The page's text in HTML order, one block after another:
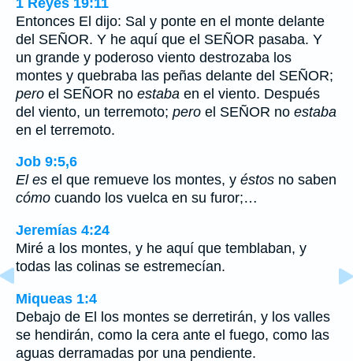
Entonces El dijo: Sal y ponte en el monte delante
del SEÑOR. Y he aquí que el SEÑOR pasaba. Y
un grande y poderoso viento destrozaba los
montes y quebraba las peñas delante del SEÑOR;
pero el SEÑOR no estaba en el viento. Después
del viento, un terremoto; pero el SEÑOR no estaba
en el terremoto.
Job 9:5,6
El es el que remueve los montes, y éstos no saben
cómo cuando los vuelca en su furor;…
Jeremías 4:24
Miré a los montes, y he aquí que temblaban, y
todas las colinas se estremecían.
Miqueas 1:4
Debajo de El los montes se derretirán, y los valles
se hendirán, como la cera ante el fuego, como las
aguas derramadas por una pendiente.